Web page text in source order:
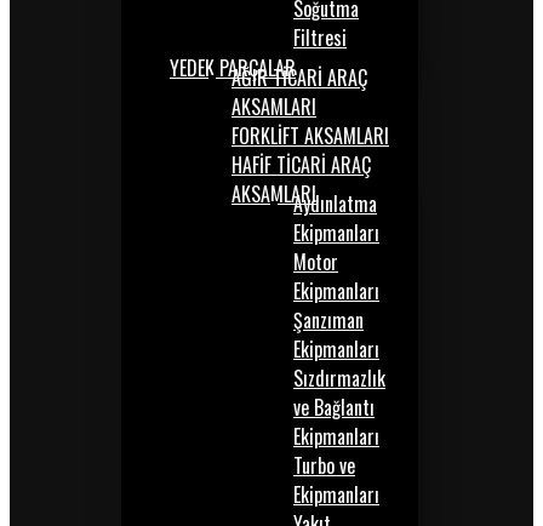
Soğutma
Filtresi
YEDEK PARÇALARAĞIR TİCARİ ARAÇ
AKSAMLARI
FORKLİFT AKSAMLARI
HAFİF TİCARİ ARAÇ
AKSAMLARIAydınlatma
Ekipmanları
Motor
Ekipmanları
Şanzıman
Ekipmanları
Sızdırmazlık
ve Bağlantı
Ekipmanları
Turbo ve
Ekipmanları